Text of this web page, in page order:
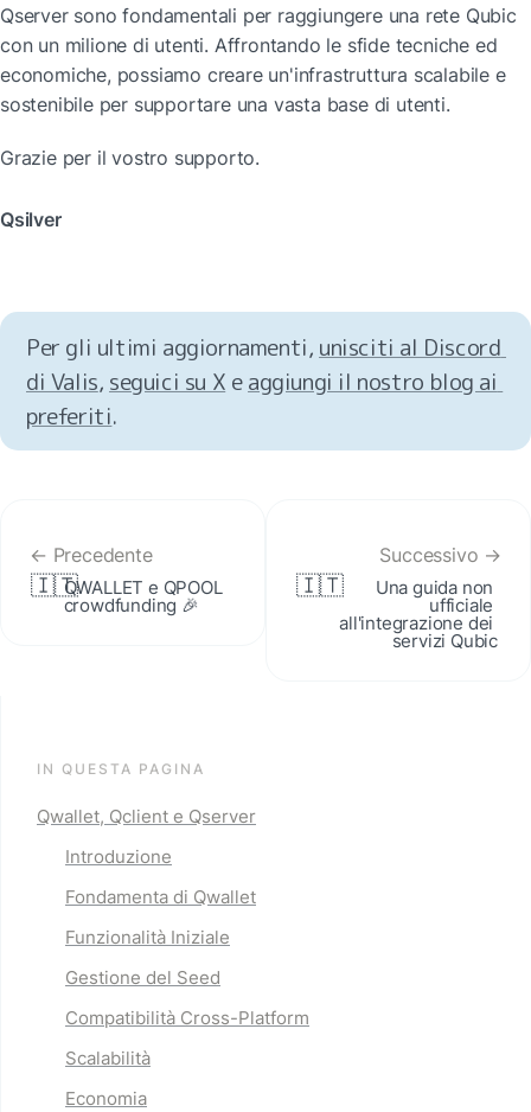
Qserver sono fondamentali per raggiungere una rete Qubic
con un milione di utenti. Affrontando le sfide tecniche ed
economiche, possiamo creare un'infrastruttura scalabile e
sostenibile per supportare una vasta base di utenti.
Grazie per il vostro supporto.
Qsilver
Per gli ultimi aggiornamenti, unisciti al Discord
di Valis, seguici su X e aggiungi il nostro blog ai
preferiti.
← Precedente
🇮🇹QWALLET e QPOOL
crowdfunding 🎉
Successivo →
🇮🇹 Una guida non
ufficiale
all'integrazione dei
servizi Qubic
IN QUESTA PAGINA
Qwallet, Qclient e Qserver
Introduzione
Fondamenta di Qwallet
Funzionalità Iniziale
Gestione del Seed
Compatibilità Cross-Platform
Scalabilità
Economia